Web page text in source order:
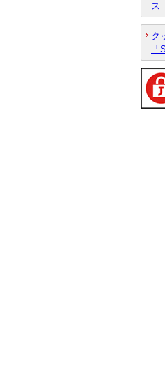
ス
ク